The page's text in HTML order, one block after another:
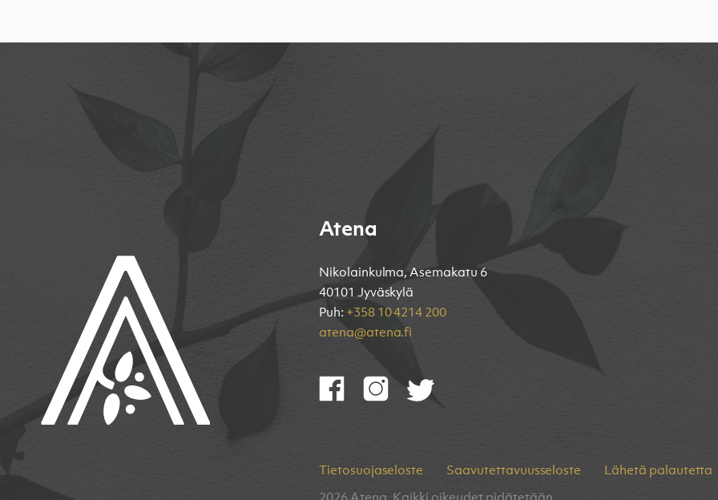
Atena
Nikolainkulma, Asemakatu 6
40101 Jyväskylä
Puh: +358 10 4214 200
atena@atena.fi
Tietosuojaseloste Saavutettavuusseloste Lähetä palautetta